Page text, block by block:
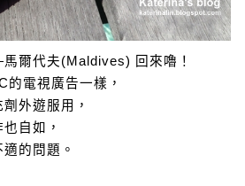
爾代夫(Maldives) 回來嚕！
的電視廣告一樣，
外遊服用，
自如，
的問題。